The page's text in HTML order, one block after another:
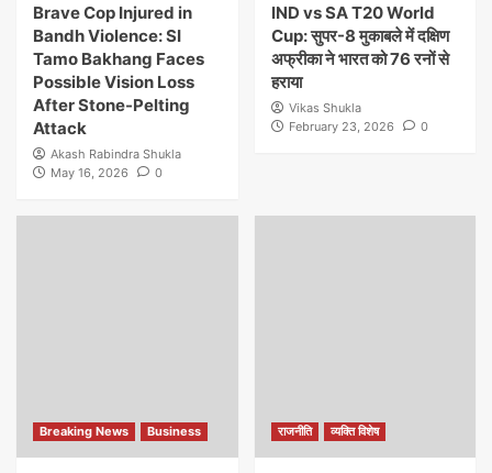
Brave Cop Injured in
Bandh Violence: SI
Tamo Bakhang Faces
Possible Vision Loss
After Stone-Pelting
Attack
Akash Rabindra Shukla
May 16, 2026
0
IND vs SA T20 World
Cup: सुपर-8 मुकाबले में दक्षिण
अफ्रीका ने भारत को 76 रनों से
हराया
Vikas Shukla
February 23, 2026
0
Breaking News Business राजनीति व्यक्ति विशेष